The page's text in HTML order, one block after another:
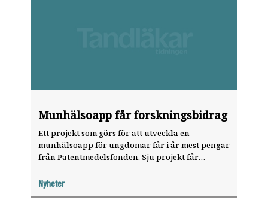
Munhälsoapp får forskningsbidrag
Ett projekt som görs för att utveckla en
munhälsoapp för ungdomar får i år mest pengar
från Patentmedelsfonden. Sju projekt får
Nyheter